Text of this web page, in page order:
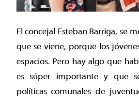
El concejal Esteban Barriga, se
que se viene, porque los
espacios. Pero hay algo que
es súper importante y que
políticas comunales de